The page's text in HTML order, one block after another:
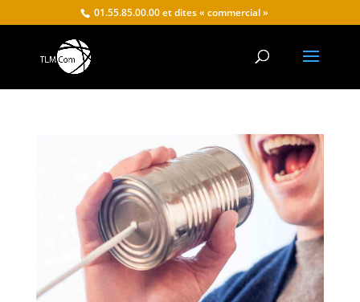
01.55.85.00.00 et dites « commercial »